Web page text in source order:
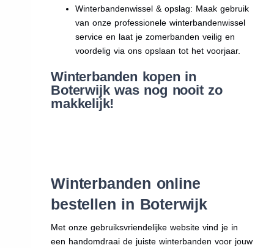
Winterbandenwissel & opslag: Maak gebruik
van onze professionele winterbandenwissel
service en laat je zomerbanden veilig en
voordelig via ons opslaan tot het voorjaar.
Winterbanden kopen in
Boterwijk was nog nooit zo
makkelijk!
Winterbanden online
bestellen in Boterwijk
Met onze gebruiksvriendelijke website vind je in
een handomdraai de juiste winterbanden voor jouw